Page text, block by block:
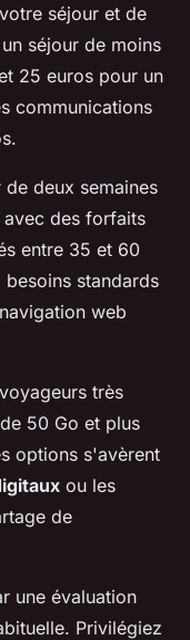
séjour et de
séjour de moins
25 euros pour un
communications
deux semaines
des forfaits
entre 35 et 60
standards
web
très
50 Go et plus
options s'avèrent
ou les
de
une évaluation
Privilégiez